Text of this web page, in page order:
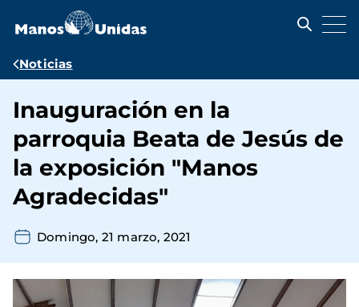
contenido
Ruta
navegación
Noticias
Inauguración en la
parroquia Beata de Jesús de
la exposición "Manos
Agradecidas"
Domingo, 21 marzo, 2021